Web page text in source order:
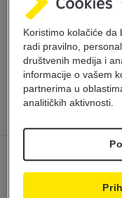
Koristimo kolačiće da
radi pravilno,
društvenih medija i
informacije o vašem
partnerima u
analitičkih aktivnosti.